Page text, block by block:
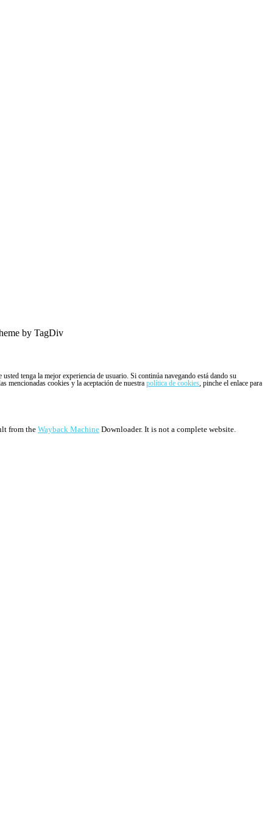
by TagDiv
tenga la mejor experiencia de usuario. Si continúa navegando está dando su
mencionadas cookies y la aceptación de nuestra política de cookies, pinche el enlace para
from the Wayback Machine Downloader. It is not a complete website.